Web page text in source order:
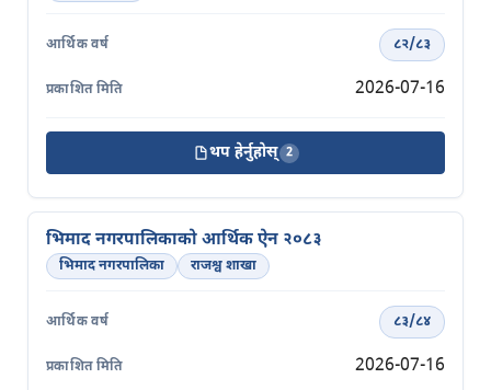
८२/८३
2026-07-16
थप हेर्नुहोस् 2
भिमाद नगरपालिकाको आर्थिक ऐन २०८३
भिमाद नगरपालिका राजश्व शाखा
८३/८४
2026-07-16